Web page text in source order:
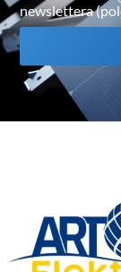
newslettera